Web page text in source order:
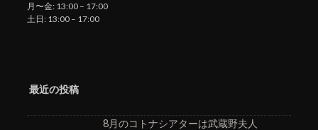
月〜金: 13:00 – 17:00
土日: 13:00 – 17:00
最近の投稿
8月のコトナシアターは武蔵野夫人